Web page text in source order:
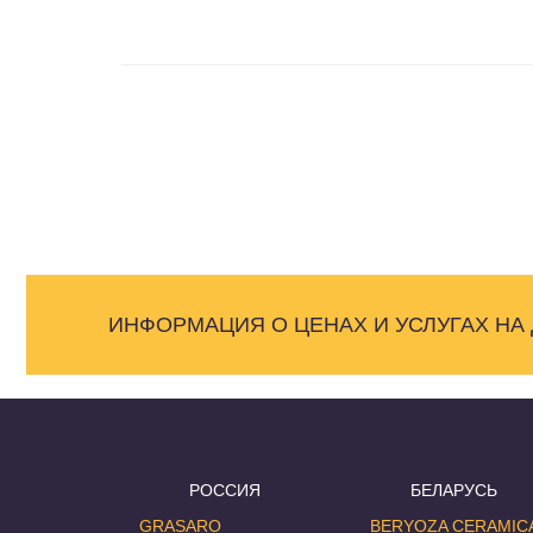
ИНФОРМАЦИЯ О ЦЕНАХ И УСЛУГАХ
РОССИЯ
GRASARO
БЕЛАРУСЬ
BERYOZA